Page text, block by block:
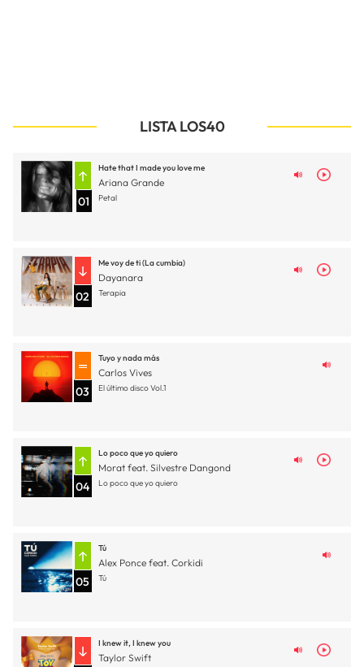
LISTA LOS40
01
Hate that I made you love me
Ariana Grande
Petal
02
Me voy de ti (La cumbia)
Dayanara
Terapia
03
Tuyo y nada más
Carlos Vives
El último disco Vol.1
04
Lo poco que yo quiero
Morat feat. Silvestre Dangond
Lo poco que yo quiero
05
Tú
Alex Ponce feat. Corkidi
Tú
I knew it, I knew you
Taylor Swift